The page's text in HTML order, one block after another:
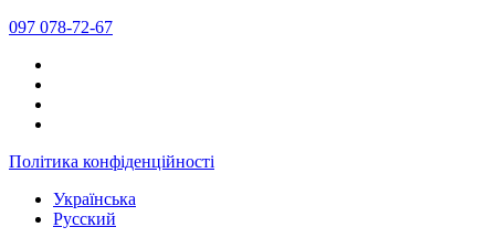
097 078-72-67
Політика конфіденційності
Українська
Русский